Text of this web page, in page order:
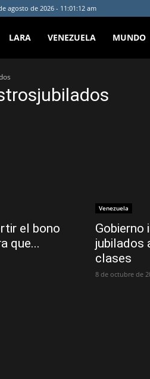
agosto de 2026 - 11:01:12 am
Noticias251
LARA VENEZUELA MUNDO
el bono
que...
Venezuela
Gobierno
jubilados
clases
8 de octubre de